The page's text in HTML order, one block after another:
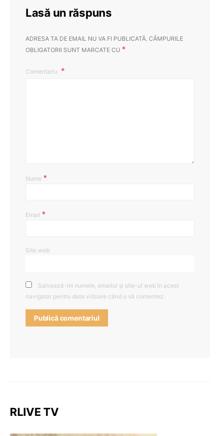
Lasă un răspuns
ADRESA TA DE EMAIL NU VA FI PUBLICATĂ. CÂMPURILE
OBLIGATORII SUNT MARCATE CU *
Comentariu
Nume *
Email *
Site web
Salvează-mi numele, emailul și site-ul web în acest
navigator pentru data viitoare când o să comentez.
RLIVE TV